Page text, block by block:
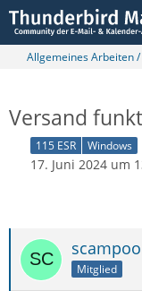
Allgemeines Arbeiten
Versand
115 ESR Windows
17. Juni 2024 um
scampoo
Mitglied